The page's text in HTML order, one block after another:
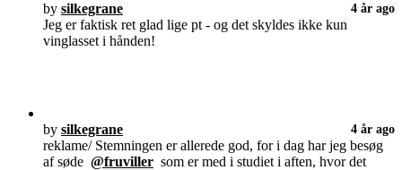
by silkegrane 4 år ago
Jeg er faktisk ret glad lige pt - og det skyldes ikke kun
vinglasset i hånden!
by silkegrane 4 år ago
reklame/ Stemningen er allerede god, for i dag har jeg besøg
af søde @fruviller som er med i studiet i aften, hvor det